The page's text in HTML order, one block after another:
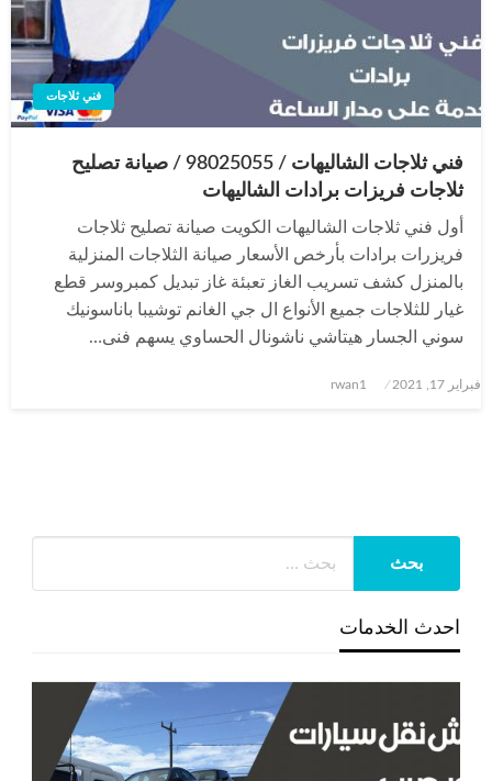
فني ثلاجات
فني ثلاجات الشاليهات / 98025055 / صيانة تصليح
ثلاجات فريزات برادات الشاليهات
أول فني ثلاجات الشاليهات الكويت صيانة تصليح ثلاجات
فريزرات برادات بأرخص الأسعار صيانة الثلاجات المنزلية
بالمنزل كشف تسريب الغاز تعبئة غاز تبديل كمبروسر قطع
غيار للثلاجات جميع الأنواع ال جي الغانم توشيبا باناسونيك
سوني الجسار هيتاشي ناشونال الحساوي يسهم فنى…
نُشر
فبراير 17, 2021 rwan1
احدث الخدمات